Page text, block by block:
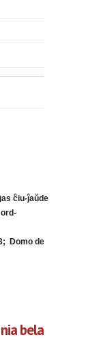
ĉiu-ĵaŭde
Domo de
external)
bela